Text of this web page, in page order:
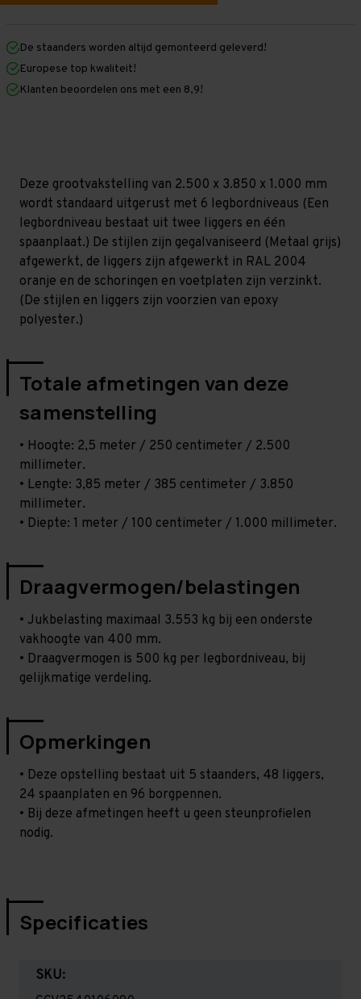
mm
mm
x
1.000
mm
mm
mm
1.000
mm
De staanders worden altijd gemonteerd geleverd!
Europese top kwaliteit!
Klanten beoordelen ons met een 8,9!
Deze grootvakstelling van 2.500 x 3.850 x 1.000 mm
wordt standaard uitgerust met 6 legbordniveaus (Een
legbordniveau bestaat uit twee liggers en één
spaanplaat.) De stijlen zijn gegalvaniseerd (Metaal grijs)
afgewerkt, de liggers zijn afgewerkt in RAL 2004
oranje en de schoringen en voetplaten zijn verzinkt.
(De stijlen en liggers zijn voorzien van epoxy
polyester.)
Totale afmetingen van deze
samenstelling
• Hoogte: 2,5 meter / 250 centimeter / 2.500
millimeter.
• Lengte: 3,85 meter / 385 centimeter / 3.850
millimeter.
• Diepte: 1 meter / 100 centimeter / 1.000 millimeter.
Draagvermogen/belastingen
• Jukbelasting maximaal 3.553 kg bij een onderste
vakhoogte van 400 mm.
• Draagvermogen is 500 kg per legbordniveau, bij
gelijkmatige verdeling.
Opmerkingen
• Deze opstelling bestaat uit 5 staanders, 48 liggers,
24 spaanplaten en 96 borgpennen.
• Bij deze afmetingen heeft u geen steunprofielen
nodig.
Specificaties
SKU: